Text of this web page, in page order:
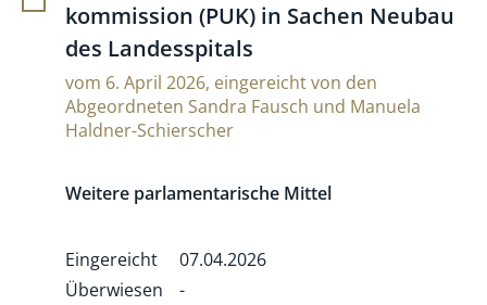
kom­mis­sion (PUK) in Sachen Neubau
des Landesspitals
vom 6. April 2026, eingereicht von den
Abgeordneten Sandra Fausch und Manuela
Haldner-Schierscher
Weitere parlamentarische Mittel
Eingereicht
07.04.2026
Überwiesen
-